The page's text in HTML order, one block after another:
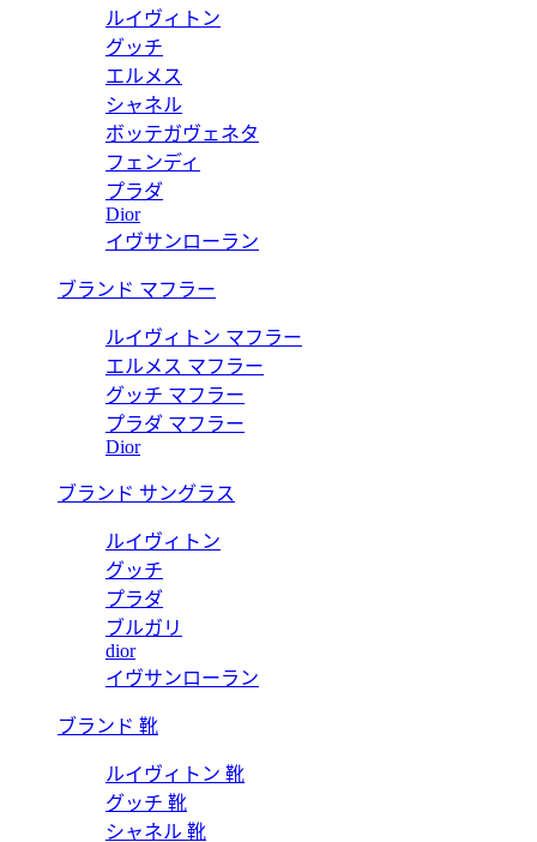
ルイヴィトン
グッチ
エルメス
シャネル
ボッテガヴェネタ
フェンディ
プラダ
Dior
イヴサンローラン
ブランド マフラー
ルイヴィトン マフラー
エルメス マフラー
グッチ マフラー
プラダ マフラー
Dior
ブランド サングラス
ルイヴィトン
グッチ
プラダ
ブルガリ
dior
イヴサンローラン
ブランド 靴
ルイヴィトン 靴
グッチ 靴
シャネル 靴